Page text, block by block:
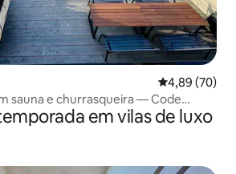
4,89 de uma
4,89 (70)
sauna e churrasqueira — Code
em vilas de luxo